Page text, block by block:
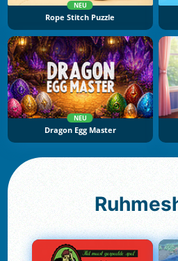
NEU
Rope Stitch Puzzle
NEU
Dragon Egg Master